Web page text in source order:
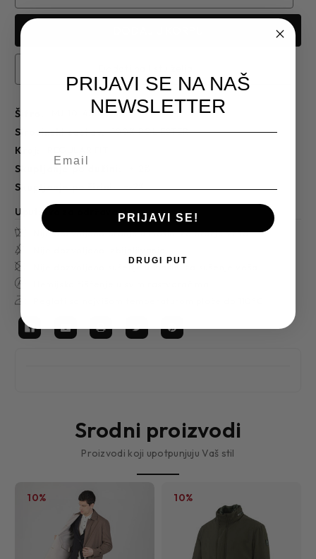
Šifra: MJ-10-431 42 S
sirovinski sastav: 100% POLIESTER
Nije dozvoljeno pranje u mašini za pranje veša
Nije dozvoljeno sušenje u mašini za sušenje veša
skupljanje po dužini:
skupljanje po širini:
Uputstvo za održavanje
Srodni proizvodi
Proizvodi koji upotpunjuju Vaš stil
10% 10%
PRIJAVI SE NA NAŠ
NEWSLETTER
PRIJAVI SE!
DRUGI PUT